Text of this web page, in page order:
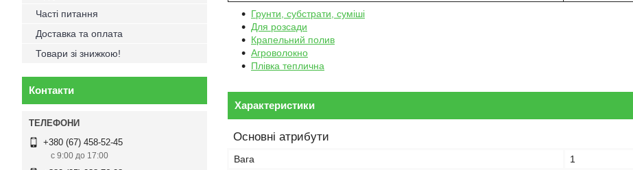
Грунти, субстрати, суміші
Для розсади
Крапельний полив
Агроволокно
Плівка теплична
Характеристики
Основні атрибути
Вага
1
Часті питання
Доставка та оплата
Товари зі знижкою!
Контакти
+380 (67) 458-52-45
с 9:00 до 17:00